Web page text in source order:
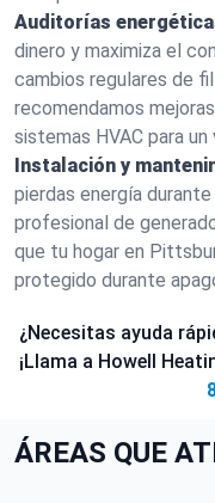
Auditorías
dinero y maximiza el
cambios regulares de
recomendamos
sistemas HVAC para
Instalación y
pierdas energía
profesional de
que tu hogar en
protegido durante
¿Necesitas ayuda
¡Llama a Howell
ÁREAS QUE